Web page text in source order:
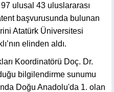
ulusal 43 uluslararası
başvurusunda bulunan
Atatürk Üniversitesi
elinden aldı.
Koordinatörü Doç. Dr.
bilgilendirme sunumu
Doğu Anadolu'da 1. olan